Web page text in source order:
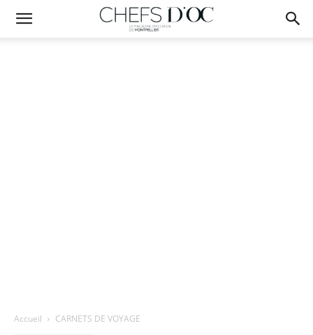
Accueil CARNETS DE VOYAGE